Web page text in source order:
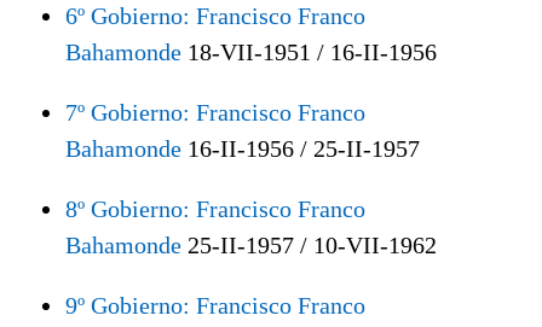
6º Gobierno: Francisco Franco
Bahamonde 18-VII-1951 / 16-II-1956
7º Gobierno: Francisco Franco
Bahamonde 16-II-1956 / 25-II-1957
8º Gobierno: Francisco Franco
Bahamonde 25-II-1957 / 10-VII-1962
9º Gobierno: Francisco Franco